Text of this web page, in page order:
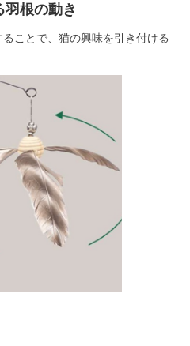
羽根の動き
ことで、猫の興味を引き付ける